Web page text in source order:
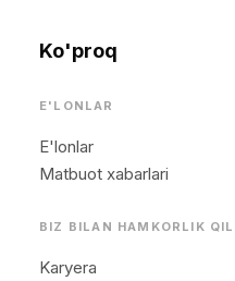
Ko'proq
E'LONLAR
E'lonlar
Matbuot xabarlari
BIZ BILAN HAMKORLIK
Karyera